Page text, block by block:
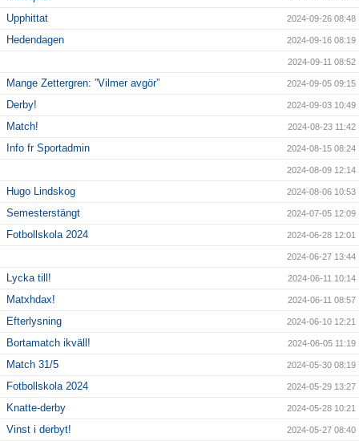
Upphittat 2024-09-26 08:48
Hedendagen 2024-09-16 08:19
2024-09-11 08:52
Mange Zettergren: ”Vilmer avgör” 2024-09-05 09:15
Derby! 2024-09-03 10:49
Match! 2024-08-23 11:42
Info fr Sportadmin 2024-08-15 08:24
2024-08-09 12:14
Hugo Lindskog 2024-08-06 10:53
Semesterstängt 2024-07-05 12:09
Fotbollskola 2024 2024-06-28 12:01
2024-06-27 13:44
Lycka till! 2024-06-11 10:14
Matxhdax! 2024-06-11 08:57
Efterlysning 2024-06-10 12:21
Bortamatch ikväll! 2024-06-05 11:19
Match 31/5 2024-05-30 08:19
Fotbollskola 2024 2024-05-29 13:27
Knatte-derby 2024-05-28 10:21
Vinst i derbyt! 2024-05-27 08:40